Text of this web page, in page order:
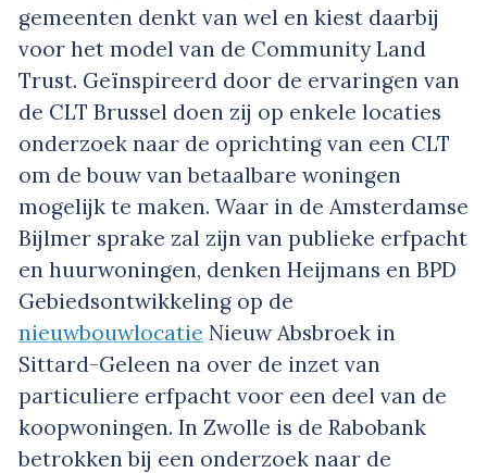
gemeenten denkt van wel en kiest daarbij
voor het model van de Community Land
Trust. Geïnspireerd door de ervaringen van
de CLT Brussel doen zij op enkele locaties
onderzoek naar de oprichting van een CLT
om de bouw van betaalbare woningen
mogelijk te maken. Waar in de Amsterdamse
Bijlmer sprake zal zijn van publieke erfpacht
en huurwoningen, denken Heijmans en BPD
Gebiedsontwikkeling op de
nieuwbouwlocatie Nieuw Absbroek in
Sittard-Geleen na over de inzet van
particuliere erfpacht voor een deel van de
koopwoningen. In Zwolle is de Rabobank
betrokken bij een onderzoek naar de